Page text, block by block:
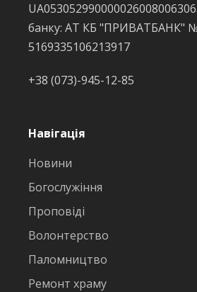
банку: АТ КБ "ПРИВАТБАНК"
5169335106213917
+38 (073)-945-12-85
Навігація
Новини
Богослужіння
Проповіді
Волонтерство
Паломництво
Ремонт храму